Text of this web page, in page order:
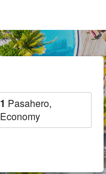
1 Pasahero,
Economy